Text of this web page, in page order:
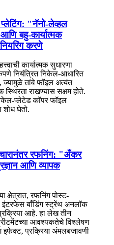
"नॅनो-लेव्हल
बहु-कार्यात्मक
करणे
कार्यात्मक सुधारणा
नियंत्रित निकेल-आधारित
तांबे फॉइल अत्यंत
स्थिरता राखण्यास सक्षम होते.
प्लेटेड कॉपर फॉइल
शोध घेतो.
रफनिंग: "अँकर
आणि व्यापक
क्षेत्रात, रफनिंग पोस्ट-
इंटरफेस बाँडिंग स्ट्रेंथ अनलॉक
प्रक्रिया आहे. हा लेख तीन
आवश्यकतेचे विश्लेषण
इफेक्ट, प्रक्रिया अंमलबजावणी